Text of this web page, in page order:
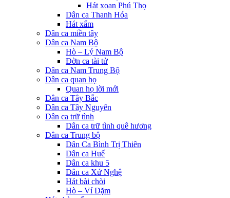
Hát xoan Phú Thọ
Dân ca Thanh Hóa
Hát xẩm
Dân ca miền tây
Dân ca Nam Bộ
Hò – Lý Nam Bộ
Đờn ca tài tử
Dân ca Nam Trung Bộ
Dân ca quan họ
Quan họ lời mới
Dân ca Tây Bắc
Dân ca Tây Nguyên
Dân ca trữ tình
Dân ca trữ tình quê hương
Dân ca Trung bộ
Dân Ca Bình Trị Thiên
Dân ca Huế
Dân ca khu 5
Dân ca Xứ Nghệ
Hát bài chòi
Hò – Ví Dặm